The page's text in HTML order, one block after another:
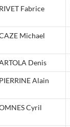
Fabrice
Michael
Denis
Alain
Cyril